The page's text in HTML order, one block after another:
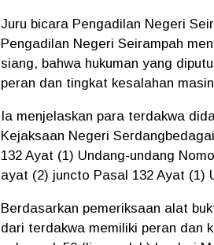
Juru bicara Pengadilan Negeri
Pengadilan Negeri Seirampah
siang, bahwa hukuman yang
peran dan tingkat kesalahan
Ia menjelaskan para terdakwa
Kejaksaan Negeri
132 Ayat (1) Undang-undang
ayat (2) juncto Pasal 132 Ayat (1)
Berdasarkan pemeriksaan alat
dari terdakwa memiliki peran dan